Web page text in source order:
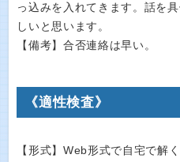
っ込みを入れてきます。話を
しいと思います。
【備考】合否連絡は早い。
《適性検査》
【形式】Web形式で自宅で解く